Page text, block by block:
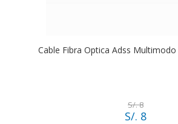
Cable Fibra Optica Adss
S/. 8
S/. 8